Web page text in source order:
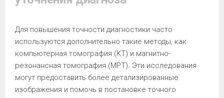
Для повышения точности диагностики часто
используются дополнительно такие методы, как
компьютерная томография (КТ) и магнитно-
резонансная томография (МРТ). Эти исследования
могут предоставить более детализированные
изображения и помочь в постановке точного